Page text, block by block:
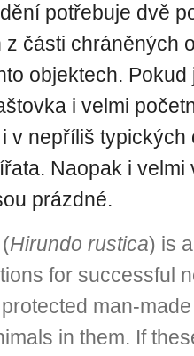
potřebuje dvě
části chráněných
objektech.
i velmi
v nepříliš typických
Naopak i velmi
prázdné.
Hirundo rustica) is
for successful
man-
in them. If